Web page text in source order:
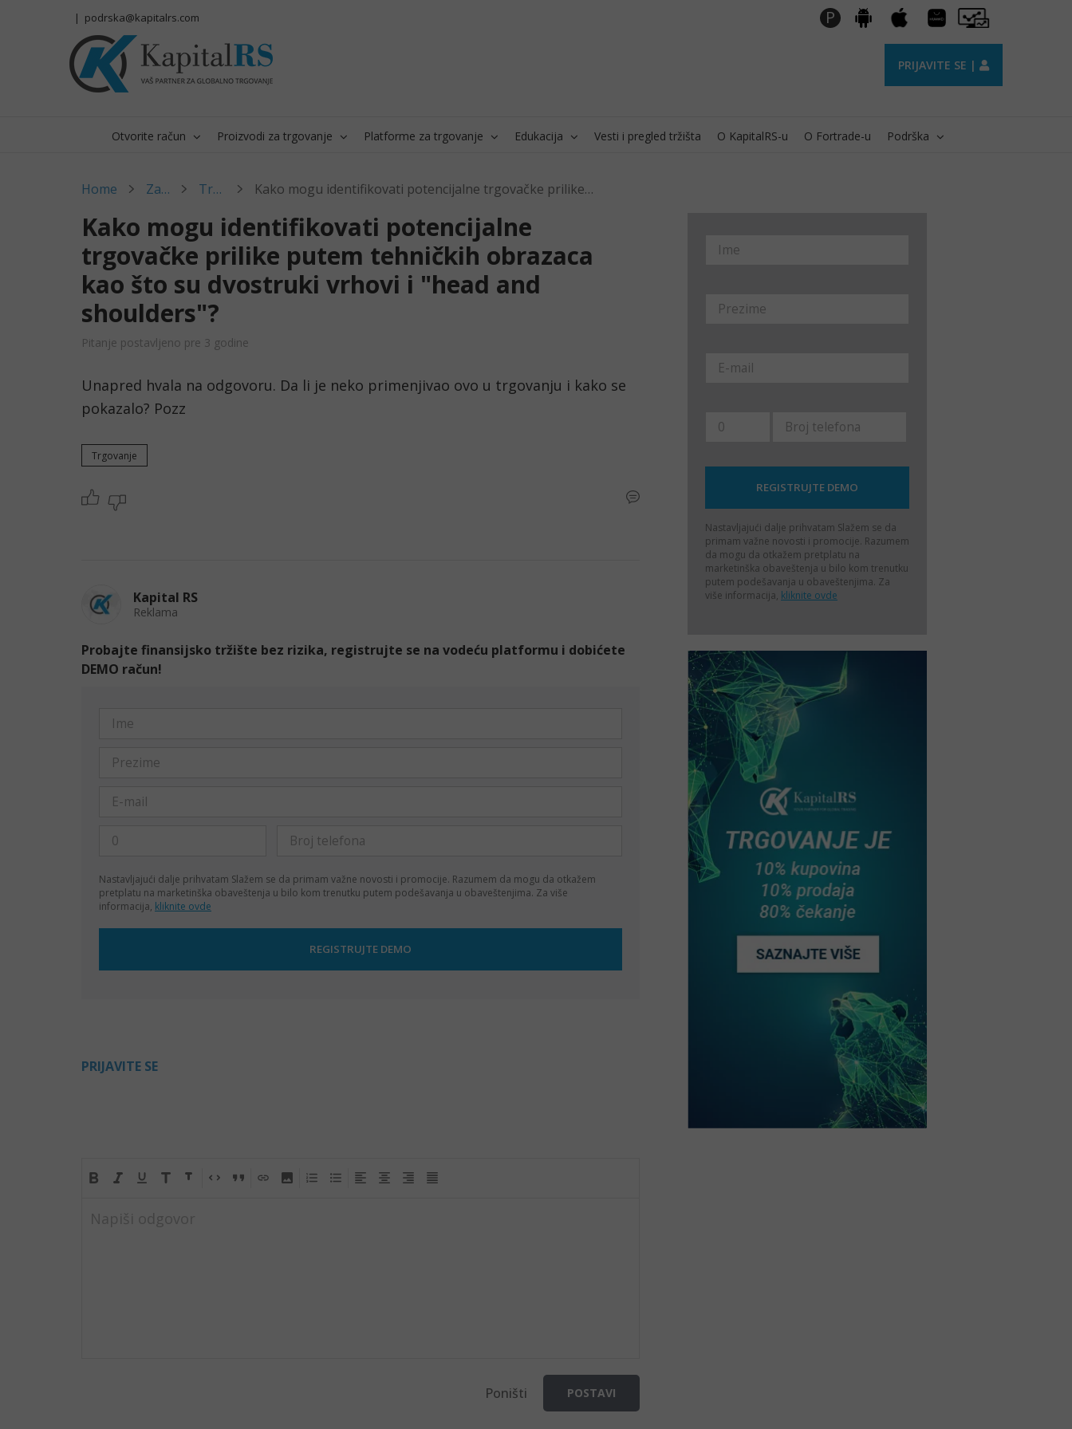
| podrska@kapitalrs.com P Android Apple
Huawei
AppGallery
Pro
Trader
PRIJAVITE SE |
Otvorite račun Proizvodi za trgovanje Platforme za trgovanje Edukacija Vesti i pregled tržišta O KapitalRS-u O Fortrade-u Podrška
Home Zajednica Trgovanje Kako mogu identifikovati potencijalne trgovačke prilike putem tehničkih obrazaca kao što su dvostruki vrhovi i "head and shoulders"?
Kako mogu identifikovati potencijalne
trgovačke prilike putem tehničkih obrazaca
kao što su dvostruki vrhovi i "head and
shoulders"?
Pitanje postavljeno pre 3 godine
Unapred hvala na odgovoru. Da li je neko primenjivao ovo u trgovanju i kako se
pokazalo? Pozz
Trgovanje
Kapital RS
Reklama
Probajte finansijsko tržište bez rizika, registrujte se na vodeću platformu i dobićete
DEMO račun!
Nastavljajući dalje prihvatam Slažem se da primam važne novosti i promocije. Razumem da mogu da otkažem
pretplatu na marketinška obaveštenja u bilo kom trenutku putem podešavanja u obaveštenjima. Za više
informacija, kliknite ovde
PRIJAVITE SE
Napiši odgovor
Poništi POSTAVI
Nastavljajući dalje prihvatam Slažem se da
primam važne novosti i promocije. Razumem
da mogu da otkažem pretplatu na
marketinška obaveštenja u bilo kom trenutku
putem podešavanja u obaveštenjima. Za
više informacija, kliknite ovde